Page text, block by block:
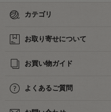
カテゴリ
お取り寄せについて
お買い物ガイド
よくあるご質問